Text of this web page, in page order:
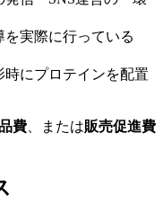
実際に行っている
にプロテインを配置
費、または販売促進費